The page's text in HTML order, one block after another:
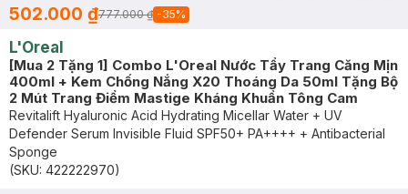
502.000 ₫777.000 ₫ -35%
L'Oreal
[Mua 2 Tặng 1] Combo L'Oreal Nước Tẩy Trang Căng Mịn
400ml + Kem Chống Nắng X20 Thoáng Da 50ml Tặng Bộ
2 Mút Trang Điểm Mastige Kháng Khuẩn Tông Cam
Revitalift Hyaluronic Acid Hydrating Micellar Water + UV
Defender Serum Invisible Fluid SPF50+ PA++++ + Antibacterial
Sponge
(SKU: 422222970)